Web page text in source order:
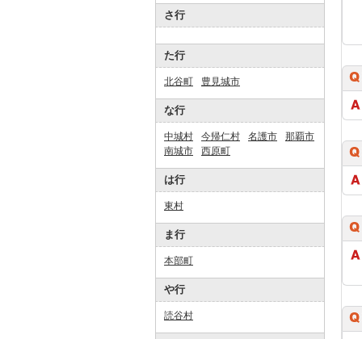
さ行
た行
北谷町 豊見城市
な行
中城村 今帰仁村 名護市
那覇市
南城市
西原町
は行
東村
ま行
本部町
や行
読谷村